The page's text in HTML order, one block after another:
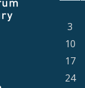
3
10
17
24